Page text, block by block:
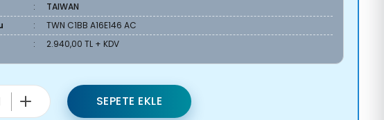
TAIWAN
TWN C1BB A16E146 AC
2.940,00 TL + KDV
SEPETE EKLE